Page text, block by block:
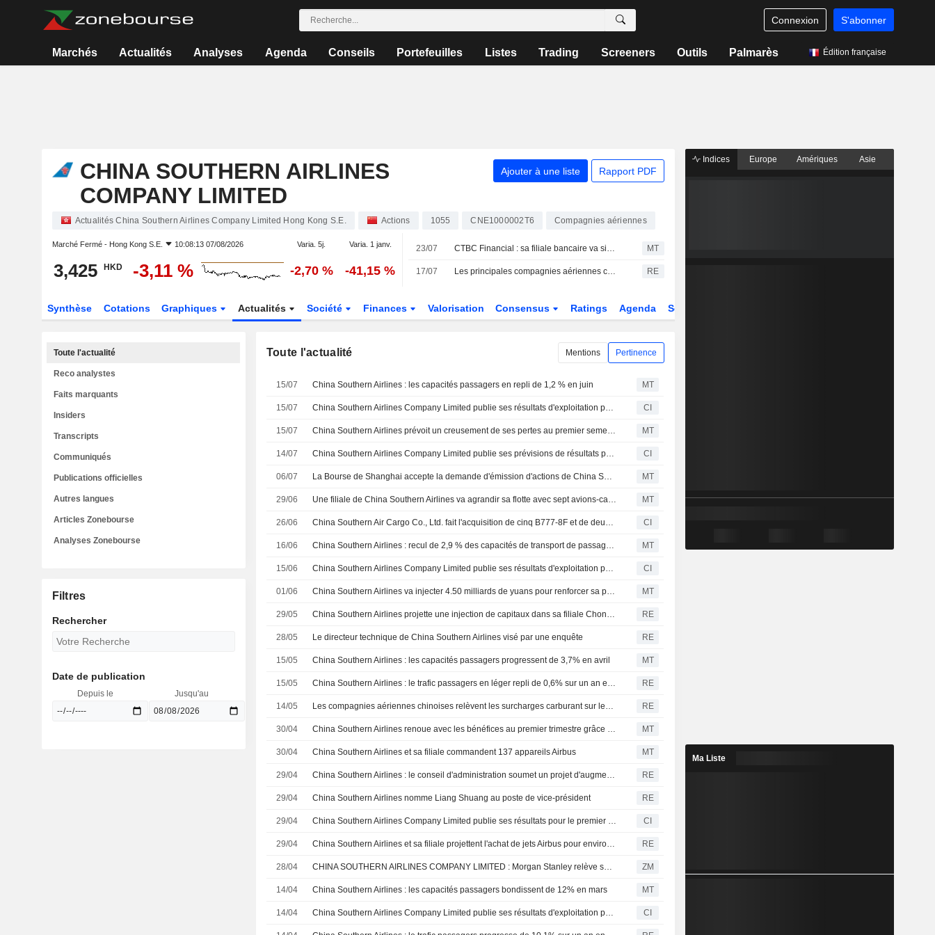
Connexion S'abonner
Marchés Actualités Analyses Agenda Conseils Portefeuilles Listes Trading Screeners Outils Palmarès Édition française
CHINA SOUTHERN AIRLINES
COMPANY LIMITED
Ajouter à une liste Rapport PDF
Actualités China Southern Airlines Company Limited Hong Kong S.E. Actions 1055 CNE1000002T6 Compagnies aériennes
Marché Fermé - Hong Kong S.E. 10:08:13 07/08/2026 Varia. 5j. Varia. 1 janv.
3,425 HKD -3,11 % -2,70 % -41,15 %
23/07 CTBC Financial : sa filiale bancaire va signer un accord pour une carte de paiement co-brandée MT
17/07 Les principales compagnies aériennes chinoises redoutent de lourdes pertes avant un été incertain RE
Synthèse Cotations Graphiques Actualités Société Finances Valorisation Consensus Ratings Agenda Secteur
Toute l'actualité Mentions Pertinence
15/07 China Southern Airlines : les capacités passagers en repli de 1,2 % en juin MT
15/07 China Southern Airlines Company Limited publie ses résultats d'exploitation pour le mois de juin 2026 et le cumul annuel CI
15/07 China Southern Airlines prévoit un creusement de ses pertes au premier semestre MT
14/07 China Southern Airlines Company Limited publie ses prévisions de résultats pour la période du 1er janvier au 30 juin 2026 CI
06/07 La Bourse de Shanghai accepte la demande d'émission d'actions de China Southern Airlines MT
29/06 Une filiale de China Southern Airlines va agrandir sa flotte avec sept avions-cargos Boeing MT
26/06 China Southern Air Cargo Co., Ltd. fait l'acquisition de cinq B777-8F et de deux B777F auprès de Boeing CI
16/06 China Southern Airlines : recul de 2,9 % des capacités de transport de passagers en mai MT
15/06 China Southern Airlines Company Limited publie ses résultats d'exploitation pour le mois et depuis le début de l'année à fin mai 2026 CI
01/06 China Southern Airlines va injecter 4.50 milliards de yuans pour renforcer sa participation dans sa filiale MT
29/05 China Southern Airlines projette une injection de capitaux dans sa filiale Chongqing Airlines RE
28/05 Le directeur technique de China Southern Airlines visé par une enquête RE
15/05 China Southern Airlines : les capacités passagers progressent de 3,7% en avril MT
15/05 China Southern Airlines : le trafic passagers en léger repli de 0,6% sur un an en avril RE
14/05 Les compagnies aériennes chinoises relèvent les surcharges carburant sur les vols intérieurs RE
30/04 China Southern Airlines renoue avec les bénéfices au premier trimestre grâce à une hausse de 10% de son chiffre d'affaires MT
30/04 China Southern Airlines et sa filiale commandent 137 appareils Airbus MT
29/04 China Southern Airlines : le conseil d'administration soumet un projet d'augmentation de capital à l'assemblée générale RE
29/04 China Southern Airlines nomme Liang Shuang au poste de vice-président RE
29/04 China Southern Airlines Company Limited publie ses résultats pour le premier trimestre clos le 31 mars 2026 CI
29/04 China Southern Airlines et sa filiale projettent l'achat de jets Airbus pour environ 21,4 milliards de dollars RE
28/04 CHINA SOUTHERN AIRLINES COMPANY LIMITED : Morgan Stanley relève son opinion ZM
14/04 China Southern Airlines : les capacités passagers bondissent de 12% en mars MT
14/04 China Southern Airlines Company Limited publie ses résultats d'exploitation pour le mois et l'exercice clos en mars 2026 CI
Toute l'actualité
Reco analystes
Faits marquants
Insiders
Transcripts
Communiqués
Publications officielles
Autres langues
Articles Zonebourse
Analyses Zonebourse
Filtres
Rechercher
Date de publication
Depuis le Jusqu'au
Indices Europe Amériques Asie
Ma Liste